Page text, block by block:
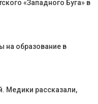
«Западного Буга» в
на образование в
Медики рассказали,